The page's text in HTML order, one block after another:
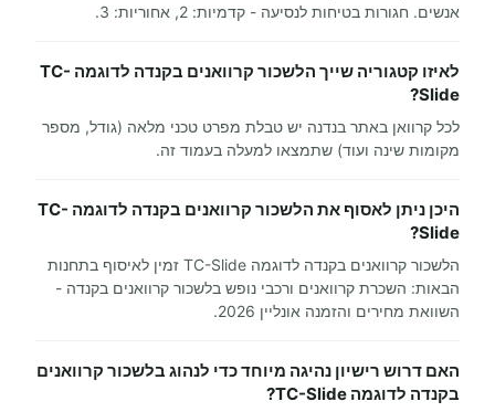
אנשים. חגורות בטיחות לנסיעה - קדמיות: 2, אחוריות: 3.
לאיזו קטגוריה שייך הלשכור קרוואנים בקנדה לדוגמה TC-
Slide?
לכל קרוואן באתר בנדנה יש טבלת מפרט טכני מלאה (גודל, מספר
מקומות שינה ועוד) שתמצאו למעלה בעמוד זה.
היכן ניתן לאסוף את הלשכור קרוואנים בקנדה לדוגמה TC-
Slide?
הלשכור קרוואנים בקנדה לדוגמה TC-Slide זמין לאיסוף בתחנות
הבאות: השכרת קרוואנים ורכבי נופש בלשכור קרוואנים בקנדה -
השוואת מחירים והזמנה אונליין 2026.
האם דרוש רישיון נהיגה מיוחד כדי לנהוג בלשכור קרוואנים
בקנדה לדוגמה TC-Slide?